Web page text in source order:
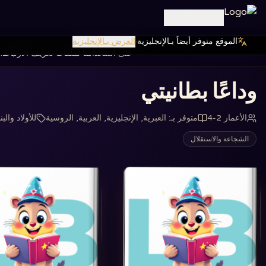
الموقع متوفر أيضاً بـالإنجليزية·العرض بـالإنجليزية
نستخدم ملفات تعريف الارتباط
على استخدامنا لملفات تعريف الارتباط.
الصفحة الرئيسية كتب ‏وداعًا بطانيتي‏
‏وداعًا بطانيتي‏
الأعمار 2-4 متوفر بـ: العبرية, الإنجليزية, العربية, الروسية للأولاد
الشجاعة والاستقلال